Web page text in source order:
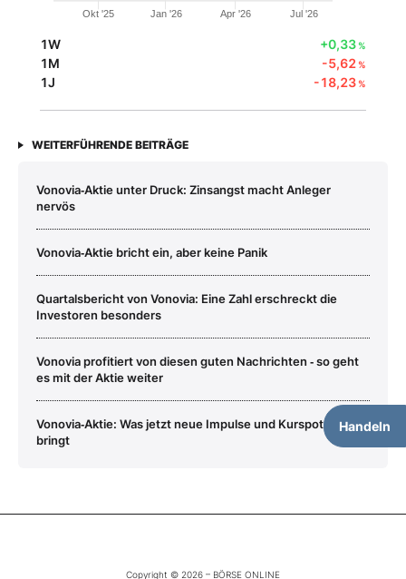
Handeln
Okt '25 Jan '26 Apr '26 Jul '26
1W +0,33%
1M -5,62%
1J -18,23%
WEITERFÜHRENDE BEITRÄGE
Vonovia‑Aktie unter Druck: Zinsangst macht Anleger
nervös
Vonovia‑Aktie bricht ein, aber keine Panik
Quartalsbericht von Vonovia: Eine Zahl erschreckt die
Investoren besonders
Vonovia profitiert von diesen guten Nachrichten ‑ so geht
es mit der Aktie weiter
Vonovia‑Aktie: Was jetzt neue Impulse und Kurspotenzial
bringt
Copyright © 2026 – BÖRSE ONLINE